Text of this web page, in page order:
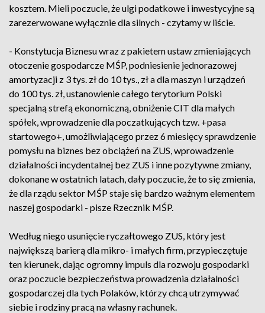
kosztem. Mieli poczucie, że ulgi podatkowe i inwestycyjne są
zarezerwowane wyłącznie dla silnych - czytamy w liście.
- Konstytucja Biznesu wraz z pakietem ustaw zmieniających
otoczenie gospodarcze MŚP, podniesienie jednorazowej
amortyzacji z 3 tys. zł do 10 tys., zł a dla maszyn i urządzeń
do 100 tys. zł, ustanowienie całego terytorium Polski
specjalną strefą ekonomiczną, obniżenie CIT dla małych
spółek, wprowadzenie dla poczatkujących tzw. +pasa
startowego+, umożliwiającego przez 6 miesięcy sprawdzenie
pomysłu na biznes bez obciążeń na ZUS, wprowadzenie
działalności incydentalnej bez ZUS i inne pozytywne zmiany,
dokonane w ostatnich latach, dały poczucie, że to się zmienia,
że dla rządu sektor MŚP staje się bardzo ważnym elementem
naszej gospodarki - pisze Rzecznik MŚP.
Według niego usunięcie ryczałtowego ZUS, który jest
największą barierą dla mikro- i małych firm, przypieczętuje
ten kierunek, dając ogromny impuls dla rozwoju gospodarki
oraz poczucie bezpieczeństwa prowadzenia działalności
gospodarczej dla tych Polaków, którzy chcą utrzymywać
siebie i rodziny pracą na własny rachunek.